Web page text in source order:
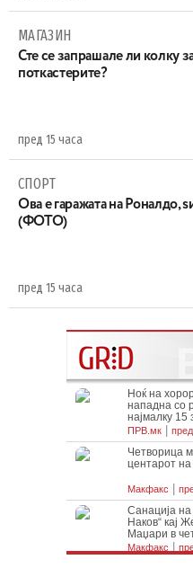
МАГАЗИН
Сте се запрашале ли колку
поткастерите?
пред 15 часа
СПОРТ
Ова е гаражата на Роналдо,
(ФОТО)
пред 15 часа